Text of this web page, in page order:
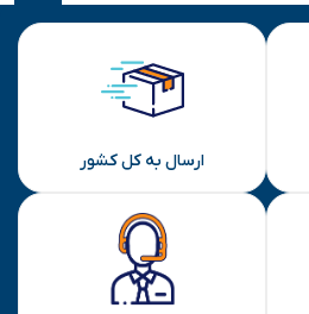
ارسال به کل کشور